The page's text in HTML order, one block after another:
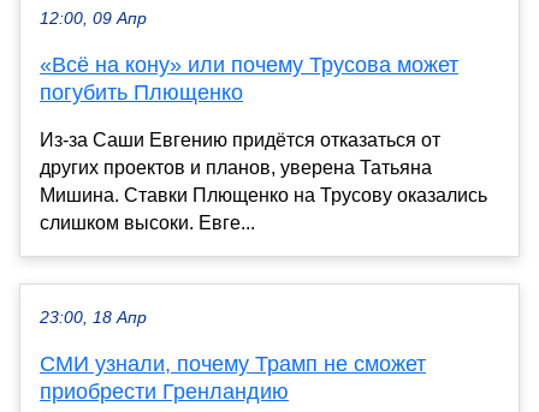
12:00, 09 Апр
«Всё на кону» или почему Трусова может
погубить Плющенко
Из-за Саши Евгению придётся отказаться от
других проектов и планов, уверена Татьяна
Мишина. Ставки Плющенко на Трусову оказались
слишком высоки. Евге...
23:00, 18 Апр
СМИ узнали, почему Трамп не сможет
приобрести Гренландию